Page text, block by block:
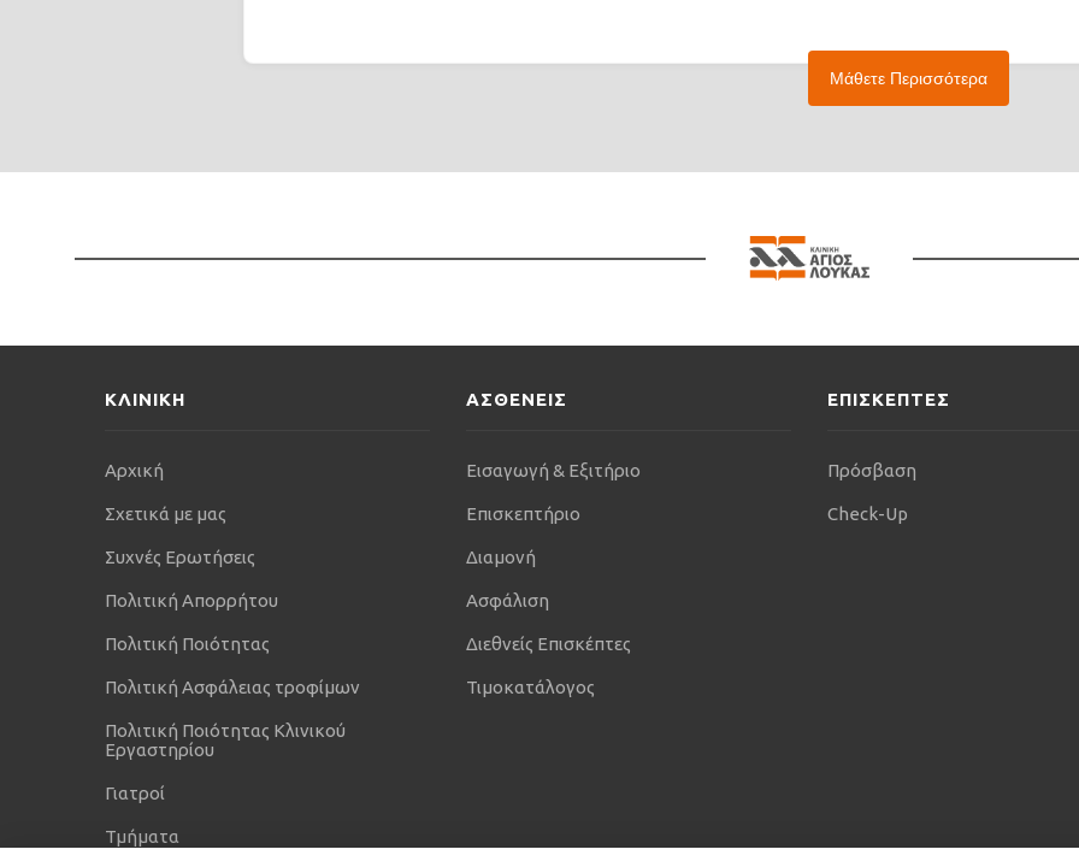
Μάθετε Περισσότερα
ΚΛΙΝΙΚΗ
Αρχική
Σχετικά με μας
Συχνές Ερωτήσεις
Πολιτική Απορρήτου
Πολιτική Ποιότητας
Πολιτική Ασφάλειας τροφίμων
Πολιτική Ποιότητας Κλινικού
Εργαστηρίου
Γιατροί
Τμήματα
ΑΣΘΕΝΕΙΣ
Εισαγωγή & Εξιτήριο
Επισκεπτήριο
Διαμονή
Ασφάλιση
Διεθνείς Επισκέπτες
Τιμοκατάλογος
ΕΠΙΣΚΕΠΤΕΣ
Πρόσβαση
Check-Up